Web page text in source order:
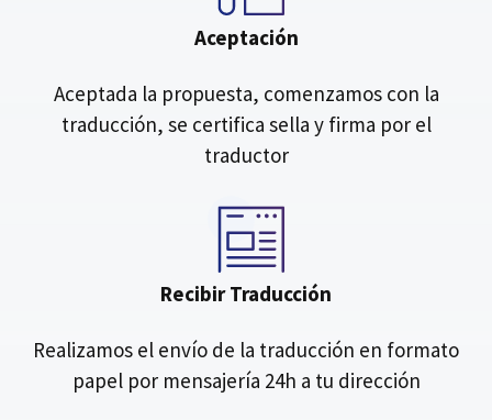
Aceptación
Aceptada la propuesta, comenzamos con la
traducción, se certifica sella y firma por el
traductor
Recibir Traducción
Realizamos el envío de la traducción en formato
papel por mensajería 24h a tu dirección